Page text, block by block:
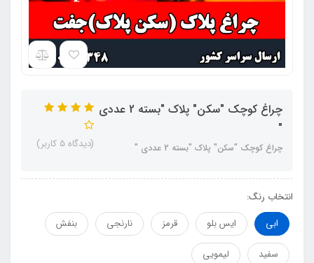
چراغ کوچک "سکن" پلاک "بسته 2 عددی
"
چراغ کوچک "سکن" پلاک "بسته 2 عددی " (دیدگاه 5 کاربر)
انتخاب رنگ:
ابی
ایس بلو قرمز نارنجی بنفش
سفید لیمویی